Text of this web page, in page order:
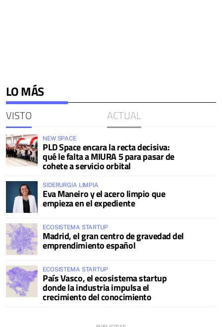
LO MÁS
VISTO ACTUAL
NEW SPACE
PLD Space encara la recta decisiva:
qué le falta a MIURA 5 para pasar de
cohete a servicio orbital
SIDERURGIA LIMPIA
Eva Maneiro y el acero limpio que
empieza en el expediente
ECOSISTEMA STARTUP
Madrid, el gran centro de gravedad del
emprendimiento español
ECOSISTEMA STARTUP
País Vasco, el ecosistema startup
donde la industria impulsa el
crecimiento del conocimiento